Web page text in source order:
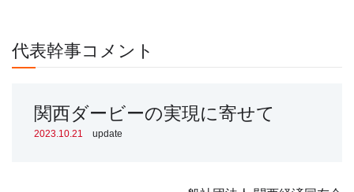
代表幹事コメント
関西ダービーの実現に寄せて
2023.10.21 update